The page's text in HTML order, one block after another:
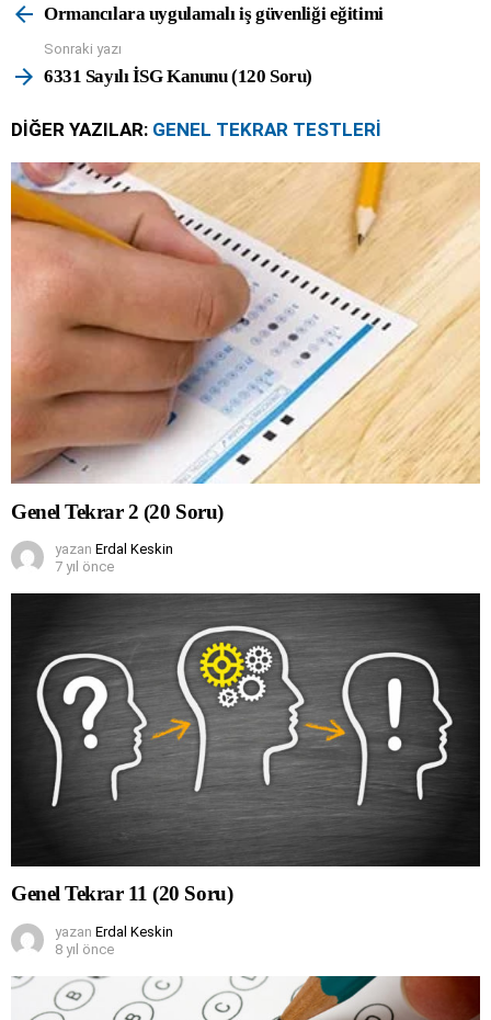
moreOrmancılara uygulamalı iş güvenliği eğitimi
Sonraki yazı
6331 Sayılı İSG Kanunu (120 Soru)
DIĞER YAZILAR: GENEL TEKRAR TESTLERI
Genel Tekrar 2 (20 Soru)
yazan Erdal Keskin
7 yıl önce
Genel Tekrar 11 (20 Soru)
yazan Erdal Keskin
8 yıl önce